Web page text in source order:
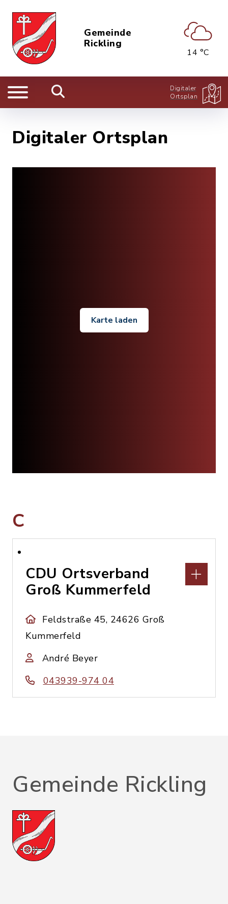
Gemeinde
Rickling
14 °C
Digitaler
Ortsplan
Digitaler Ortsplan
Karte laden
C
CDU Ortsverband
Groß Kummerfeld
Feldstraße 45, 24626 Groß
Kummerfeld
André Beyer
043939-974 04
Gemeinde Rickling